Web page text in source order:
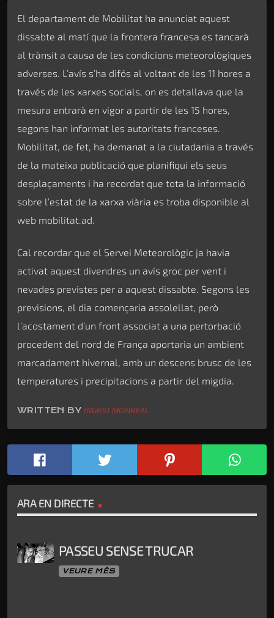
El departament de Mobilitat ha anunciat aquest
dissabte al matí que la frontera francesa es tancarà
al trànsit a causa de les condicions meteorològiques
adverses. L’avís s’ha difós al voltant de les 11 hores a
través de les xarxes socials, on es detallava que la
mesura entrarà en vigor a partir de les 15 hores,
segons han informat les autoritats franceses.
Mobilitat, de fet, ha demanat a la ciutadania a través
de la mateixa publicació que planifiqui els seus
desplaçaments i ha recordat que tota la informació
sobre l’estat de la xarxa viària es troba disponible al
web mobilitat.ad.
Cal recordar que el Servei Meteorològic ja havia
activat aquest divendres un avís groc per vent i
nevades previstes per a aquest dissabte. Segons les
previsions, el dia començaria assolellat, però
l’acostament d’un front associat a una pertorbació
procedent del nord de França aportaria un ambient
marcadament hivernal, amb un descens brusc de les
temperatures i precipitacions a partir del migdia.
WRITTEN BYINGRID MONREAL
ARA EN DIRECTE
PASSEU SENSE TRUCAR
VEURE MÉS